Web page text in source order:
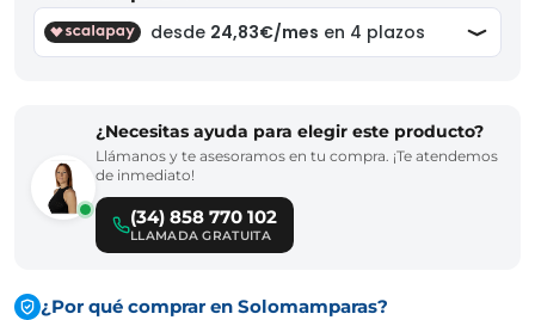
¿Necesitas ayuda para elegir este producto?
Llámanos y te asesoramos en tu compra. ¡Te atendemos
de inmediato!
(34) 858 770 102
LLAMADA GRATUITA
¿Por qué comprar en Solomamparas?